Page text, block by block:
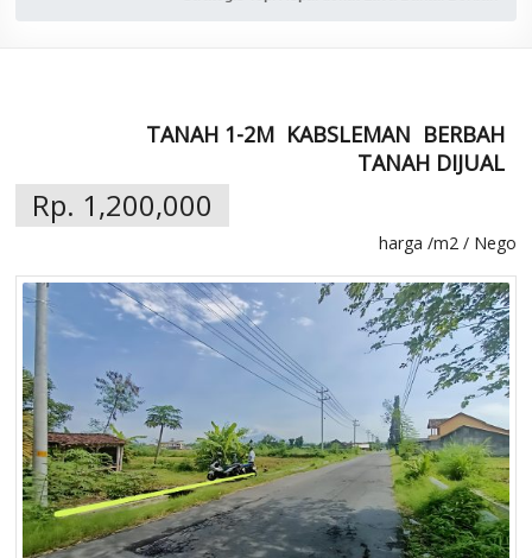
BERBAH
KABSLEMAN
TANAH 1-2M
TANAH DIJUAL
Rp. 1,200,000
harga /m2 / Nego